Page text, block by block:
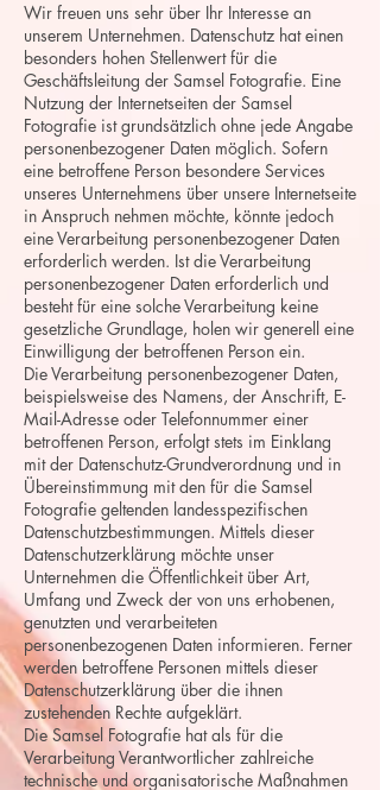
Wir freuen uns sehr über Ihr Interesse an
unserem Unternehmen. Datenschutz hat einen
besonders hohen Stellenwert für die
Geschäftsleitung der Samsel Fotografie. Eine
Nutzung der Internetseiten der Samsel
Fotografie ist grundsätzlich ohne jede Angabe
personenbezogener Daten möglich. Sofern
eine betroffene Person besondere Services
unseres Unternehmens über unsere Internetseite
in Anspruch nehmen möchte, könnte jedoch
eine Verarbeitung personenbezogener Daten
erforderlich werden. Ist die Verarbeitung
personenbezogener Daten erforderlich und
besteht für eine solche Verarbeitung keine
gesetzliche Grundlage, holen wir generell eine
Einwilligung der betroffenen Person ein.
Die Verarbeitung personenbezogener Daten,
beispielsweise des Namens, der Anschrift, E-
Mail-Adresse oder Telefonnummer einer
betroffenen Person, erfolgt stets im Einklang
mit der Datenschutz-Grundverordnung und in
Übereinstimmung mit den für die Samsel
Fotografie geltenden landesspezifischen
Datenschutzbestimmungen. Mittels dieser
Datenschutzerklärung möchte unser
Unternehmen die Öffentlichkeit über Art,
Umfang und Zweck der von uns erhobenen,
genutzten und verarbeiteten
personenbezogenen Daten informieren. Ferner
werden betroffene Personen mittels dieser
Datenschutzerklärung über die ihnen
zustehenden Rechte aufgeklärt.
Die Samsel Fotografie hat als für die
Verarbeitung Verantwortlicher zahlreiche
technische und organisatorische Maßnahmen